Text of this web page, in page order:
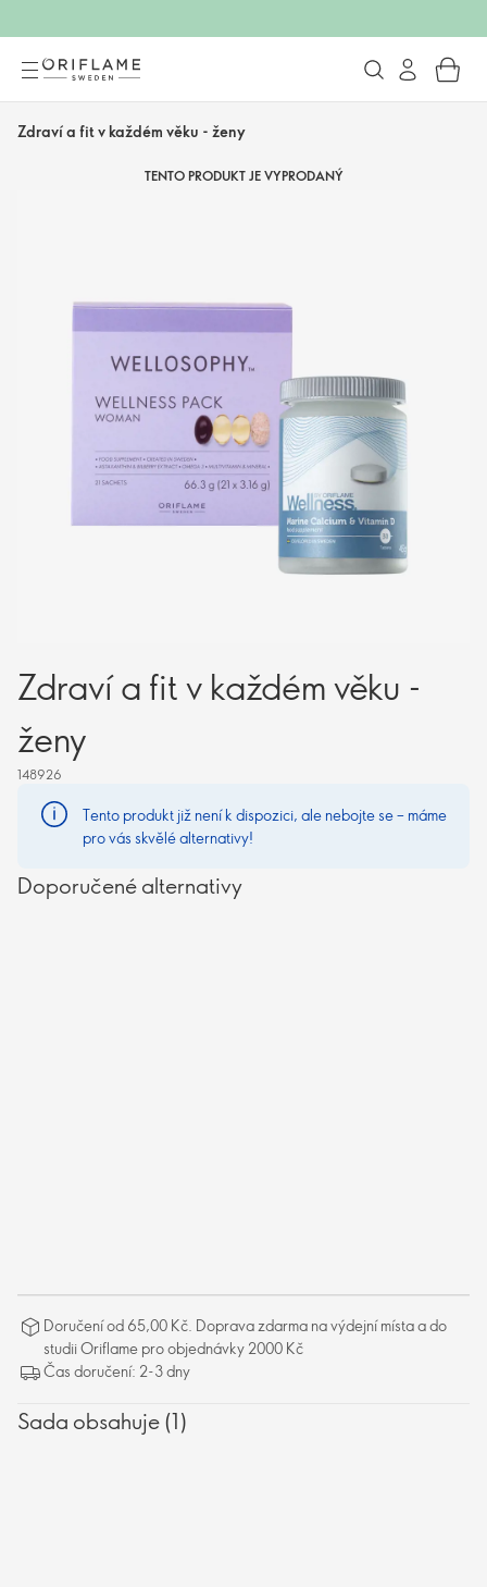
Zdraví a fit v každém věku - ženy
TENTO PRODUKT JE VYPRODANÝ
Zdraví a fit v každém věku -
ženy
148926
Tento produkt již není k dispozici, ale nebojte se – máme
pro vás skvělé alternativy!
Doporučené alternativy
Doručení od 65,00 Kč. Doprava zdarma na výdejní místa a do
studii Oriflame pro objednávky 2000 Kč
Čas doručení: 2-3 dny
Sada obsahuje (1)